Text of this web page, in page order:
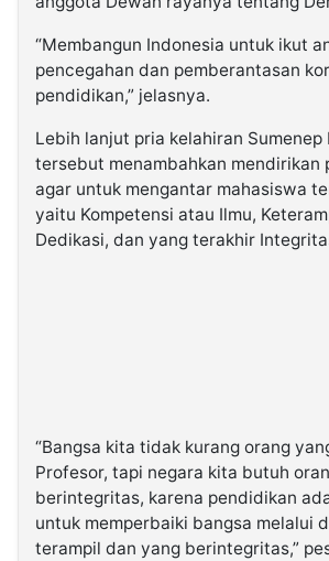
“Membangun Indonesia untuk ikut
pencegahan dan pemberantasan
pendidikan,” jelasnya.
Lebih lanjut pria kelahiran Sumenep
tersebut menambahkan mendirikan
agar untuk mengantar mahasiswa
yaitu Kompetensi atau Ilmu,
Dedikasi, dan yang terakhir
“Bangsa kita tidak kurang orang
Profesor, tapi negara kita butuh
berintegritas, karena pendidikan
untuk memperbaiki bangsa melalui
terampil dan yang berintegritas,”